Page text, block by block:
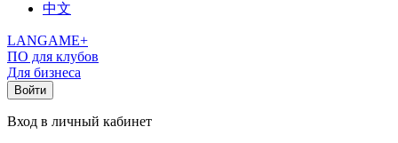
中文
LANGAME+
ПО для клубов
Для бизнеса
Войти
Вход в личный кабинет